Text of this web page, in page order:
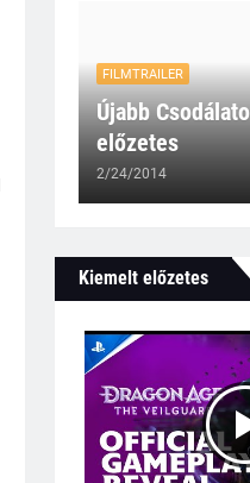
FILMTRAILER
Újabb
előzetes
2/24/2014
Kiemelt előzetes